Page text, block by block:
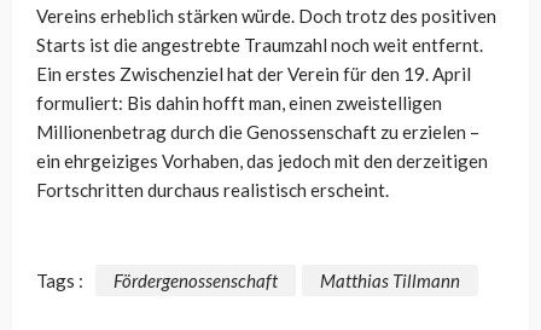
Vereins erheblich stärken würde. Doch trotz des positiven
Starts ist die angestrebte Traumzahl noch weit entfernt.
Ein erstes Zwischenziel hat der Verein für den 19. April
formuliert: Bis dahin hofft man, einen zweistelligen
Millionenbetrag durch die Genossenschaft zu erzielen –
ein ehrgeiziges Vorhaben, das jedoch mit den derzeitigen
Fortschritten durchaus realistisch erscheint.
Tags : Fördergenossenschaft Matthias Tillmann